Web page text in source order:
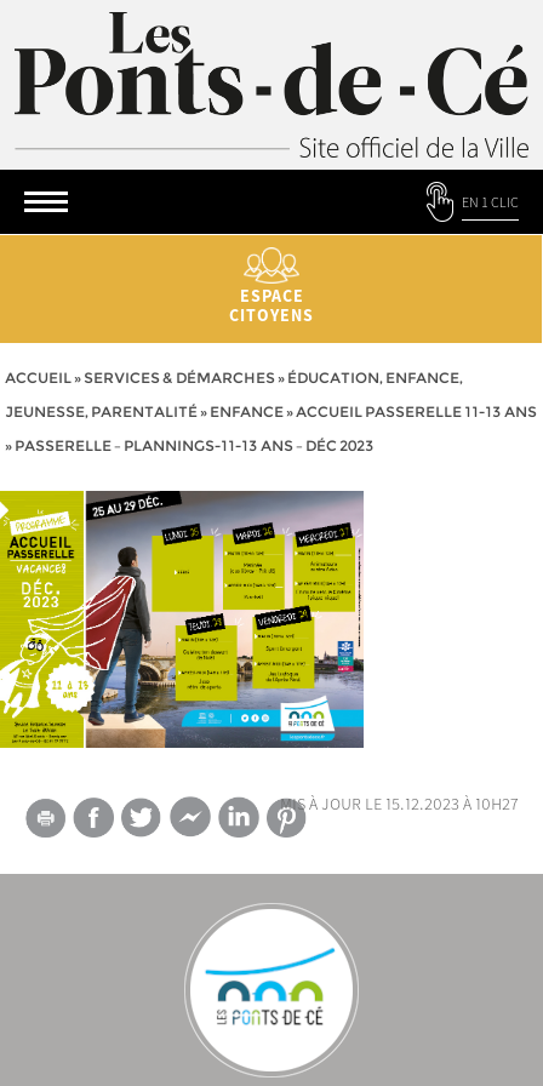
EN 1 CLIC
ESPACE
CITOYENS
ACCUEIL» SERVICES & DÉMARCHES» ÉDUCATION, ENFANCE,
JEUNESSE, PARENTALITÉ» ENFANCE»ACCUEIL PASSERELLE 11-13 ANS
» PASSERELLE – PLANNINGS-11-13 ANS – DÉC 2023
mis à jour le 15.12.2023 à 10h27